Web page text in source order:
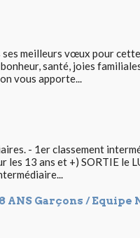
meilleurs vœux pour
santé, joies
vous apporte...
- 1er classement
13 ans et +) SORTIE le
Garçons / Equipe